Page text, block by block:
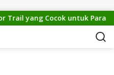
yang Cocok untuk Para